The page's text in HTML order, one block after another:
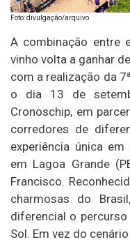
Foto: divulgação/arquivo
A combinação entre
vinho volta a ganhar
com a realização da
o dia 13 de
Cronoschip, em
corredores de
experiência única
em Lagoa Grande
Francisco.
charmosas do
diferencial o
Sol. Em vez do